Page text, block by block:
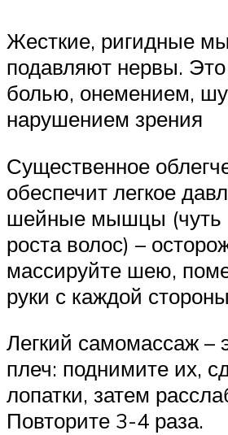
Жесткие, ригидные
подавляют нервы. Это
болью, онемением,
нарушением зрения
Существенное
обеспечит легкое
шейные мышцы (чуть
роста волос) –
массируйте шею,
руки с каждой стороны
Легкий самомассаж –
плеч: поднимите их,
лопатки, затем
Повторите 3-4 раза.